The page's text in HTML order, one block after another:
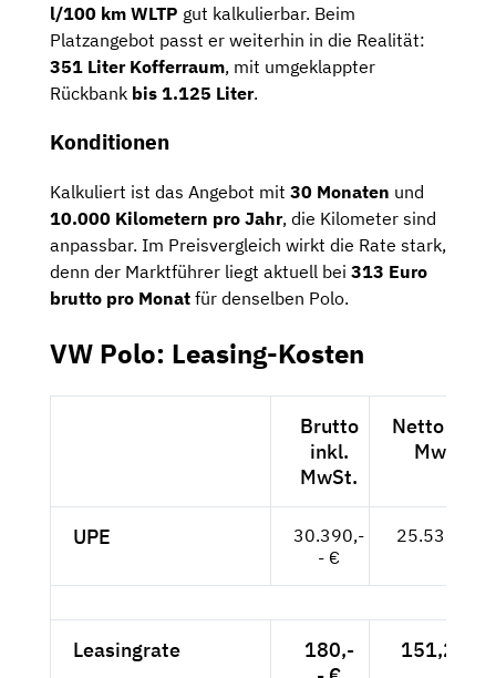
l/100 km WLTP gut kalkulierbar. Beim
Platzangebot passt er weiterhin in die Realität:
351 Liter Kofferraum, mit umgeklappter
Rückbank bis 1.125 Liter.
Konditionen
Kalkuliert ist das Angebot mit 30 Monaten und
10.000 Kilometern pro Jahr, die Kilometer sind
anpassbar. Im Preisvergleich wirkt die Rate stark,
denn der Marktführer liegt aktuell bei 313 Euro
brutto pro Monat für denselben Polo.
VW Polo: Leasing-Kosten
Brutto
inkl.
MwSt.
Netto exkl.
MwSt.
UPE
30.390,-
- €
25.538,-- €
Leasingrate
180,-
151,26 €